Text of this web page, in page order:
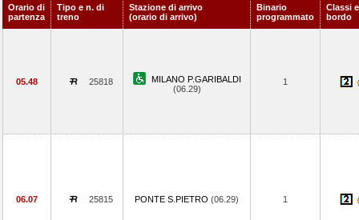
Orario di
partenza
Tipo e n. di
treno
Stazione di arrivo
(orario di arrivo)
Binario
programmato
Classi
bordo
05.48 25818
MILANO P.GARIBALDI
(06.29)
1
06.07 25815 PONTE S.PIETRO (06.29) 1